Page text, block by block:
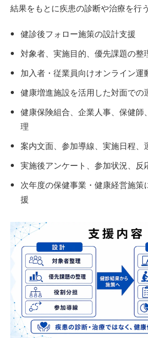
結果をもとに疾患の診断や治療を行
健診後フォロー施策の設計支援
対象者、実施目的、優先課題の整
加入者・従業員向けオンライン運
健康増進施設を活用した対面での
健康保険組合、企業人事、保健師
理
案内文面、参加導線、実施日程、
実施後アンケート、参加状況、反
次年度の保健事業・健康経営施策
援